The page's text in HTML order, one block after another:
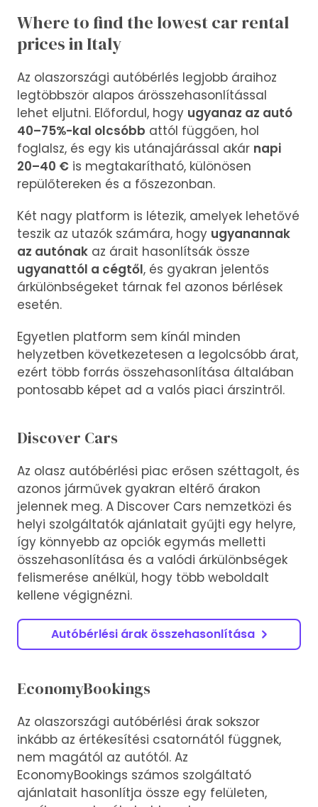
Where to find the lowest car rental
prices in Italy
Az olaszországi autóbérlés legjobb áraihoz
legtöbbször alapos árösszehasonlítással
lehet eljutni. Előfordul, hogy ugyanaz az autó
40–75%-kal olcsóbb attól függően, hol
foglalsz, és egy kis utánajárással akár napi
20–40 € is megtakarítható, különösen
repülőtereken és a főszezonban.
Két nagy platform is létezik, amelyek lehetővé
teszik az utazók számára, hogy ugyanannak
az autónak az árait hasonlítsák össze
ugyanattól a cégtől, és gyakran jelentős
árkülönbségeket tárnak fel azonos bérlések
esetén.
Egyetlen platform sem kínál minden
helyzetben következetesen a legolcsóbb árat,
ezért több forrás összehasonlítása általában
pontosabb képet ad a valós piaci árszintről.
Discover Cars
Az olasz autóbérlési piac erősen széttagolt, és
azonos járművek gyakran eltérő árakon
jelennek meg. A Discover Cars nemzetközi és
helyi szolgáltatók ajánlatait gyűjti egy helyre,
így könnyebb az opciók egymás melletti
összehasonlítása és a valódi árkülönbségek
felismerése anélkül, hogy több weboldalt
kellene végignézni.
Autóbérlési árak összehasonlítása
EconomyBookings
Az olaszországi autóbérlési árak sokszor
inkább az értékesítési csatornától függnek,
nem magától az autótól. Az
EconomyBookings számos szolgáltató
ajánlatait hasonlítja össze egy felületen,